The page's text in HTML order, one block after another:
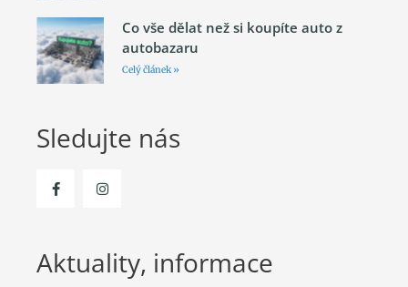
Co vše dělat než si koupíte auto z
autobazaru
Celý článek »
Sledujte nás
Aktuality, informace